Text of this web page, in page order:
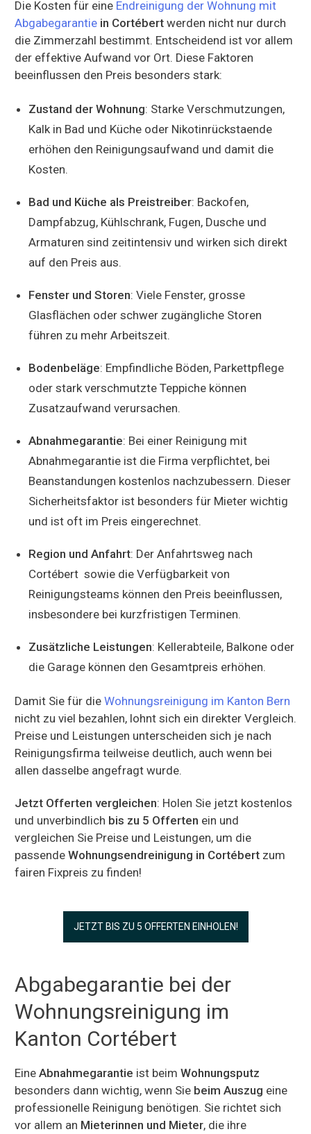
Die Kosten für eine Endreinigung der Wohnung mit
Abgabegarantie in Cortébert werden nicht nur durch
die Zimmerzahl bestimmt. Entscheidend ist vor allem
der effektive Aufwand vor Ort. Diese Faktoren
beeinflussen den Preis besonders stark:
Zustand der Wohnung: Starke Verschmutzungen,
Kalk in Bad und Küche oder Nikotinrückstaende
erhöhen den Reinigungsaufwand und damit die
Kosten.
Bad und Küche als Preistreiber: Backofen,
Dampfabzug, Kühlschrank, Fugen, Dusche und
Armaturen sind zeitintensiv und wirken sich direkt
auf den Preis aus.
Fenster und Storen: Viele Fenster, grosse
Glasflächen oder schwer zugängliche Storen
führen zu mehr Arbeitszeit.
Bodenbeläge: Empfindliche Böden, Parkettpflege
oder stark verschmutzte Teppiche können
Zusatzaufwand verursachen.
Abnahmegarantie: Bei einer Reinigung mit
Abnahmegarantie ist die Firma verpflichtet, bei
Beanstandungen kostenlos nachzubessern. Dieser
Sicherheitsfaktor ist besonders für Mieter wichtig
und ist oft im Preis eingerechnet.
Region und Anfahrt: Der Anfahrtsweg nach
Cortébert sowie die Verfügbarkeit von
Reinigungsteams können den Preis beeinflussen,
insbesondere bei kurzfristigen Terminen.
Zusätzliche Leistungen: Kellerabteile, Balkone oder
die Garage können den Gesamtpreis erhöhen.
Damit Sie für die Wohnungsreinigung im Kanton Bern
nicht zu viel bezahlen, lohnt sich ein direkter Vergleich.
Preise und Leistungen unterscheiden sich je nach
Reinigungsfirma teilweise deutlich, auch wenn bei
allen dasselbe angefragt wurde.
Jetzt Offerten vergleichen: Holen Sie jetzt kostenlos
und unverbindlich bis zu 5 Offerten ein und
vergleichen Sie Preise und Leistungen, um die
passende Wohnungsendreinigung in Cortébert zum
fairen Fixpreis zu finden!
JETZT BIS ZU 5 OFFERTEN EINHOLEN!
Abgabegarantie bei der
Wohnungsreinigung im
Kanton Cortébert
Eine Abnahmegarantie ist beim Wohnungsputz
besonders dann wichtig, wenn Sie beim Auszug eine
professionelle Reinigung benötigen. Sie richtet sich
vor allem an Mieterinnen und Mieter, die ihre